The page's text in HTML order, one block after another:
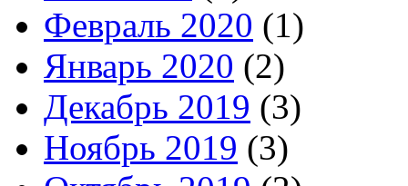
Февраль 2020 (1)
Январь 2020 (2)
Декабрь 2019 (3)
Ноябрь 2019 (3)